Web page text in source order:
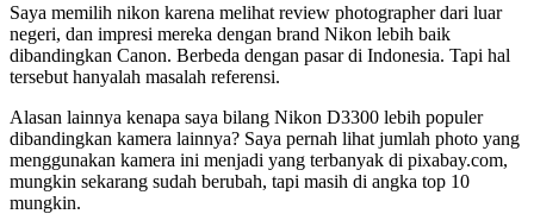
Saya memilih nikon karena melihat review photographer dari luar
negeri, dan impresi mereka dengan brand Nikon lebih baik
dibandingkan Canon. Berbeda dengan pasar di Indonesia. Tapi hal
tersebut hanyalah masalah referensi.
Alasan lainnya kenapa saya bilang Nikon D3300 lebih populer
dibandingkan kamera lainnya? Saya pernah lihat jumlah photo yang
menggunakan kamera ini menjadi yang terbanyak di pixabay.com,
mungkin sekarang sudah berubah, tapi masih di angka top 10
mungkin.